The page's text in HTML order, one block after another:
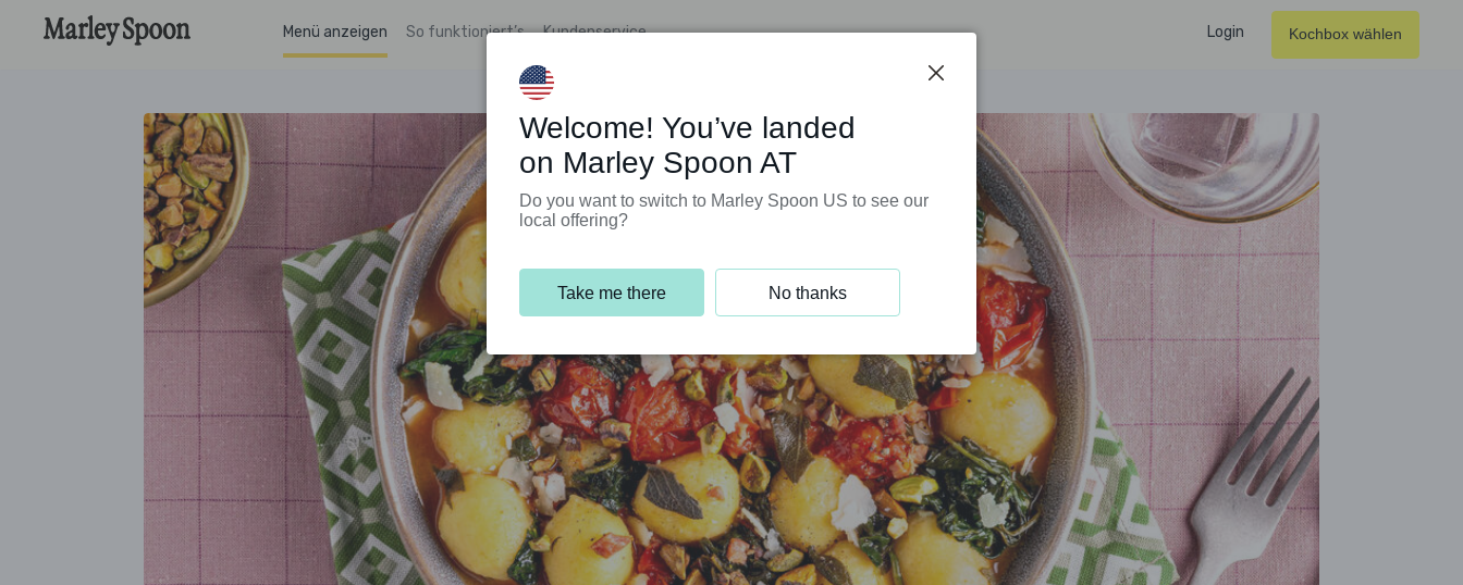
Menü anzeigen So funktioniert’s Kundenservice Login Kochbox wählen
Welcome! You’ve landed
on Marley Spoon AT
Do you want to switch to Marley Spoon US to see our
local offering?
Take me there No thanks